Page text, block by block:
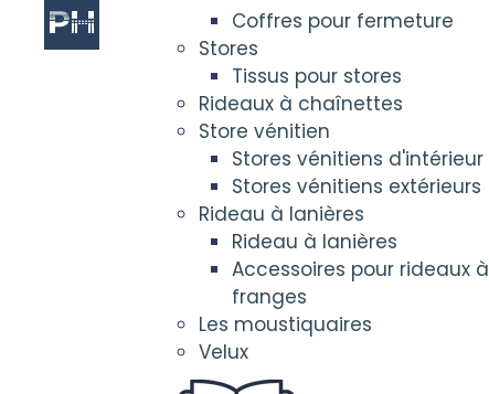
Coffres pour fermeture
Stores
Tissus pour stores
Rideaux à chaînettes
Store vénitien
Stores vénitiens d'intérieur
Stores vénitiens extérieurs
Rideau à lanières
Rideau à lanières
Accessoires pour rideaux à
franges
Les moustiquaires
Velux